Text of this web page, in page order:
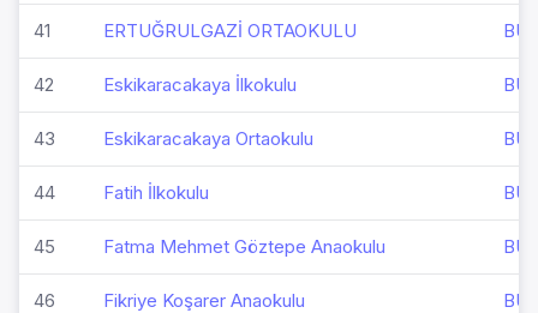
41 ERTUĞRULGAZİ ORTAOKULU
42 Eskikaracakaya İlkokulu
43 Eskikaracakaya Ortaokulu
44 Fatih İlkokulu
45 Fatma Mehmet Göztepe Anaokulu
46 Fikriye Koşarer Anaokulu